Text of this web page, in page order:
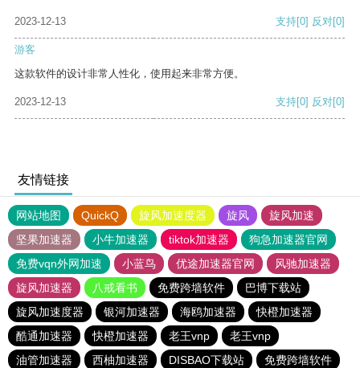
2023-12-13 支持[0] 反对[0]
游客
这款软件的设计非常人性化，使用起来非常方便。
2023-12-13 支持[0] 反对[0]
友情链接
网站地图 QuickQ 旋风加速度器 旋风
旋风加速
坚果加速器
小牛加速器 tiktok加速器
狗急加速器官网
免费vqn外网加速
小蓝鸟 优途加速器官网
风驰加速器
旋风加速器
八戒看书 免费跨墙软件
巴博下载站
旋风加速度器
银河加速器 海鸥加速器
快橙加速器
酷通加速器
快橙加速器 老王vnp
老王vnp
油管加速器
西柚加速器 DISBAO下载站
免费跨墙软件